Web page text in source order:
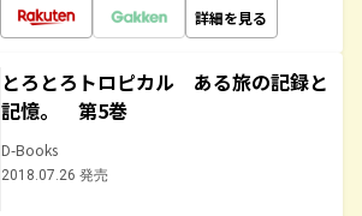
詳細を見る
とろとろトロピカル ある旅の記録と
記憶。 第5巻
D-Books
2018.07.26 発売